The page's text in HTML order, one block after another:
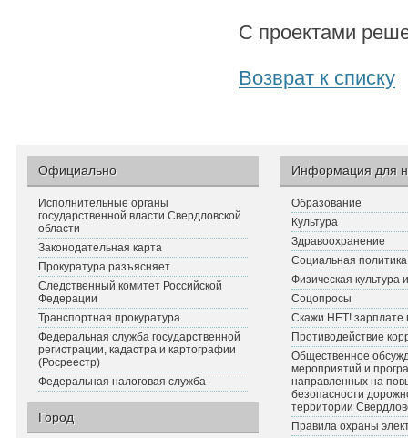
С проектами
Возврат к списку
Официально
Исполнительные органы
государственной власти Свердловской
области
Законодательная карта
Прокуратура разъясняет
Следственный комитет Российской
Федерации
Транспортная прокуратура
Федеральная служба государственной
регистрации, кадастра и картографии
(Росреестр)
Федеральная налоговая служба
Город
Информация для
Образование
Культура
Здравоохранение
Социальная политика
Физическая культура
Соцопросы
Скажи НЕТ! зарплате
Противодействие
Общественное
мероприятий и
направленных на
безопасности
территории
Правила охраны